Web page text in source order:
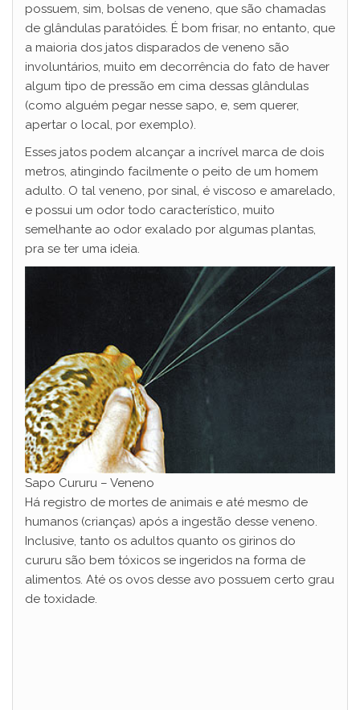
possuem, sim, bolsas de veneno, que são chamadas
de glândulas paratóides. É bom frisar, no entanto, que
a maioria dos jatos disparados de veneno são
involuntários, muito em decorrência do fato de haver
algum tipo de pressão em cima dessas glândulas
(como alguém pegar nesse sapo, e, sem querer,
apertar o local, por exemplo).
Esses jatos podem alcançar a incrível marca de dois
metros, atingindo facilmente o peito de um homem
adulto. O tal veneno, por sinal, é viscoso e amarelado,
e possui um odor todo característico, muito
semelhante ao odor exalado por algumas plantas,
pra se ter uma ideia.
Sapo Cururu – Veneno
Há registro de mortes de animais e até mesmo de
humanos (crianças) após a ingestão desse veneno.
Inclusive, tanto os adultos quanto os girinos do
cururu são bem tóxicos se ingeridos na forma de
alimentos. Até os ovos desse avo possuem certo grau
de toxidade.